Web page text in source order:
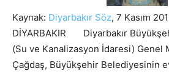
Kaynak: Diyarbakır Söz, 7 Kasım
DİYARBAKIR Diyarbakır
(Su ve Kanalizasyon İdaresi) Genel
Çağdaş, Büyükşehir Belediyesinin